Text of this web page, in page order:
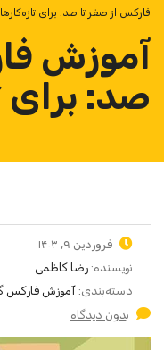
فارکس از صفر تا صد: برای تازه‌کارها
آموزش
صد: برای
فروردین ۹, ۱۴۰۳
نویسنده: رضا کاظمی
دسته‌بندی: آموزش فارکس
بدون دیدگاه